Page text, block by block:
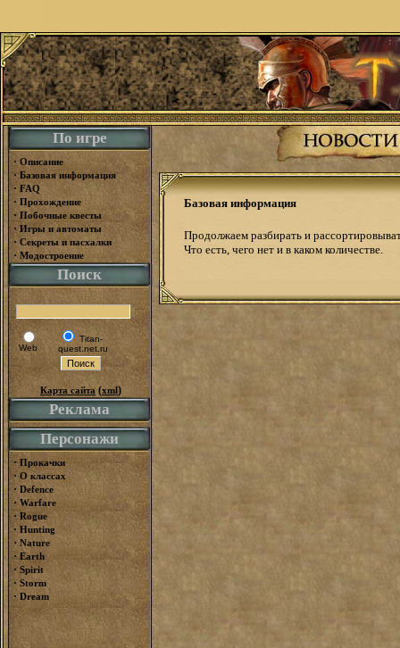
По игре
· Описание
· Базовая информация
· FAQ
· Прохождение
· Побочные квесты
· Игры и автоматы
· Секреты и пасхалки
· Модостроение
Поиск
Web
Titan-
quest.net.ru
Карта сайта (xml)
Реклама
Персонажи
·Прокачки
·О классах
·Defence
· Warfare
·Rogue
· Hunting
·Nature
·Earth
·Spirit
· Storm
·Dream
Базовая информация
Продолжаем разбирать и
Что есть, чего нет и в каком количестве.